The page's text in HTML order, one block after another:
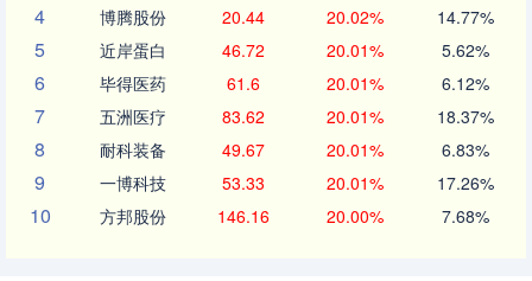
4 博腾股份 20.44 20.02% 14.77%
5 近岸蛋白 46.72 20.01% 5.62%
6 毕得医药 61.6 20.01% 6.12%
7 五洲医疗 83.62 20.01% 18.37%
8 耐科装备 49.67 20.01% 6.83%
9 一博科技 53.33 20.01% 17.26%
10 方邦股份 146.16 20.00% 7.68%